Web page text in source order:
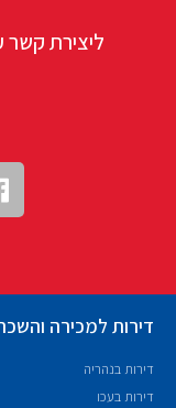
ליצירת קשר
דירות למכירה
דירות בנהריה
דירות בעכו